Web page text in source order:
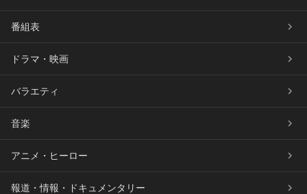
番組表
ドラマ・映画
バラエティ
音楽
アニメ・ヒーロー
報道・情報・ドキュメンタリー